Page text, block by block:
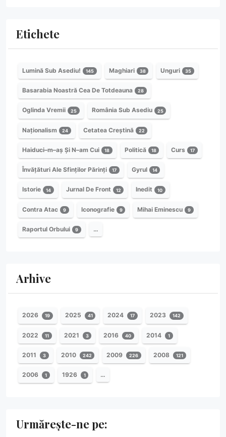
Etichete
Lumină Sub Asediu! 145 Maghiari 38 Unguri 35
Basarabia Noastră Cea De Totdeauna 28
Oglinda Vremii 25 România Sub Asediu 25
Naționalism 24 Cetatea Creștină 22
Haiduci–m–aș Și N–am Cui 18 Politică 18 Curs 17
Învățături Ale Sfinților Părinți 17 Gyrul 14
Istorie 14 Jurnal De Front 12 Inedit 10
Contra Atac 9 Iconografie 9 Mihai Eminescu 9
Raportul Orbului 9 …
Arhive
2026 19 2025 41 2024 17 2023 142
2022 11 2021 3 2016 40 2014 1
2011 3 2010 242 2009 226 2008 121
2006 1 1926 1 …
Urmărește-ne pe: